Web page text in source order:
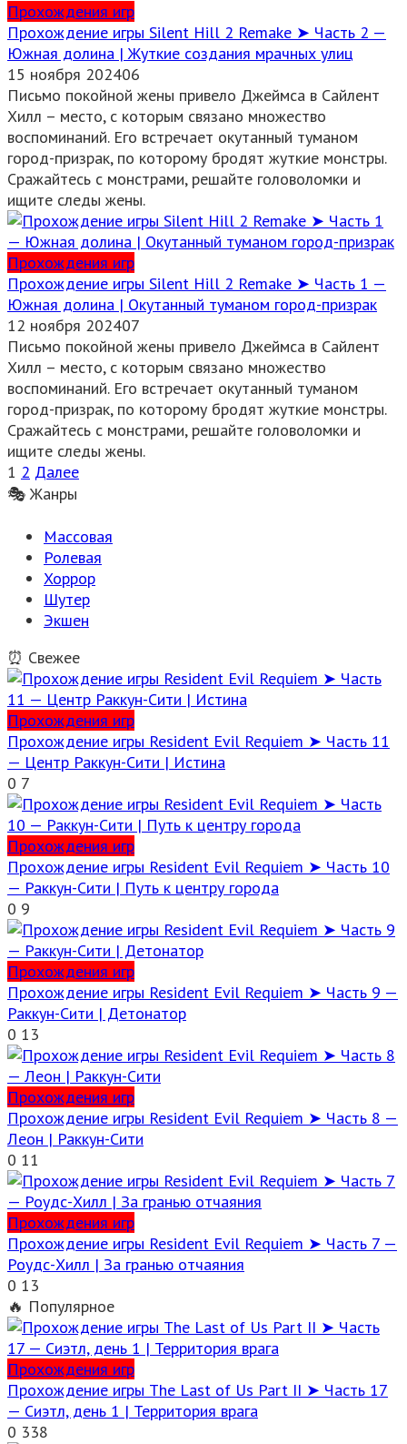
Прохождения игр
Прохождение игры Silent Hill 2 Remake ➤ Часть 2 —
Южная долина | Жуткие создания мрачных улиц
15 ноября 202406
Письмо покойной жены привело Джеймса в Сайлент
Хилл – место, с которым связано множество
воспоминаний. Его встречает окутанный туманом
город-призрак, по которому бродят жуткие монстры.
Сражайтесь с монстрами, решайте головоломки и
ищите следы жены.
Прохождения игр
Прохождение игры Silent Hill 2 Remake ➤ Часть 1 —
Южная долина | Окутанный туманом город-призрак
12 ноября 202407
Письмо покойной жены привело Джеймса в Сайлент
Хилл – место, с которым связано множество
воспоминаний. Его встречает окутанный туманом
город-призрак, по которому бродят жуткие монстры.
Сражайтесь с монстрами, решайте головоломки и
ищите следы жены.
Пагинация
записей
1 2 Далее
🎭 Жанры
Массовая
Ролевая
Хоррор
Шутер
Экшен
⏰ Свежее
Прохождения игр
Прохождение игры Resident Evil Requiem ➤ Часть 11
— Центр Раккун-Сити | Истина
0 7
Прохождения игр
Прохождение игры Resident Evil Requiem ➤ Часть 10
— Раккун-Сити | Путь к центру города
0 9
Прохождения игр
Прохождение игры Resident Evil Requiem ➤ Часть 9 —
Раккун-Сити | Детонатор
0 13
Прохождения игр
Прохождение игры Resident Evil Requiem ➤ Часть 8 —
Леон | Раккун-Сити
0 11
Прохождения игр
Прохождение игры Resident Evil Requiem ➤ Часть 7 —
Роудс-Хилл | За гранью отчаяния
0 13
🔥 Популярное
Прохождения игр
Прохождение игры The Last of Us Part II ➤ Часть 17
— Сиэтл, день 1 | Территория врага
0 338